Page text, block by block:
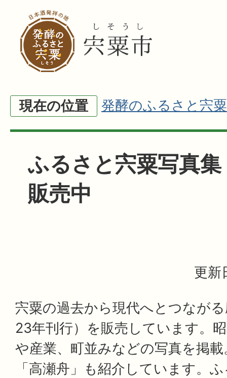
現在の位置 発酵のふるさと宍粟
ふるさと宍粟写真
販売中
更新
宍粟の過去から現代へとつなが
23年刊行）を販売しています。
や産業、町並みなどの写真を掲
「高瀬舟」も紹介しています。